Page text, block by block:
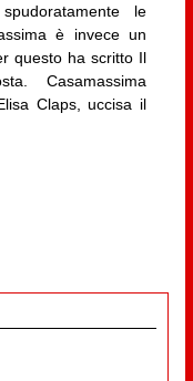
le
è invece un
questo ha scritto Il
Casamassima
Claps, uccisa il